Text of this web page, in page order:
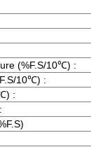
(%F.S/10℃) :
10℃) :
: